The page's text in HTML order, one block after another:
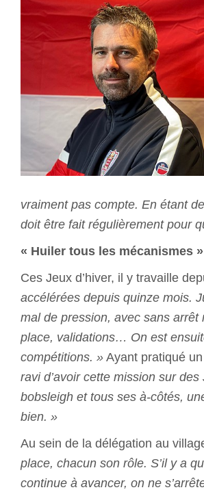
vraiment pas compte. En étant
doit être fait régulièrement pour
« Huiler tous les mécanismes »
Ces Jeux d’hiver, il y travaille
accélérées depuis quinze mois.
mal de pression, avec sans
place, validations… On est
compétitions. »Ayant pratiqué
ravi d’avoir cette mission sur des
bobsleigh et tous ses à-côtés,
bien. »
Au sein de la délégation au
place, chacun son rôle. S’il y a
continue à avancer, on ne